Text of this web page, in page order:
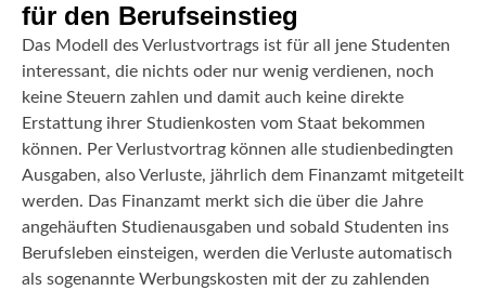
für den Berufseinstieg
Das Modell des Verlustvortrags ist für all jene Studenten
interessant, die nichts oder nur wenig verdienen, noch
keine Steuern zahlen und damit auch keine direkte
Erstattung ihrer Studienkosten vom Staat bekommen
können. Per Verlustvortrag können alle studienbedingten
Ausgaben, also Verluste, jährlich dem Finanzamt mitgeteilt
werden. Das Finanzamt merkt sich die über die Jahre
angehäuften Studienausgaben und sobald Studenten ins
Berufsleben einsteigen, werden die Verluste automatisch
als sogenannte Werbungskosten mit der zu zahlenden